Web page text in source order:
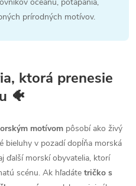
prírodných motívov.
ktorá prenesie
🐠
motívom pôsobí ako živý
bieluhy v pozadí dopĺňa morská
ďalší morskí obyvatelia, ktorí
scénu. Ak hľadáte tričko s